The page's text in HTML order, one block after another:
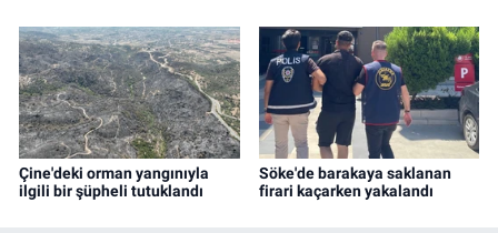
Çine'deki orman yangınıyla
ilgili bir şüpheli tutuklandı
Söke'de barakaya saklanan
firari kaçarken yakalandı